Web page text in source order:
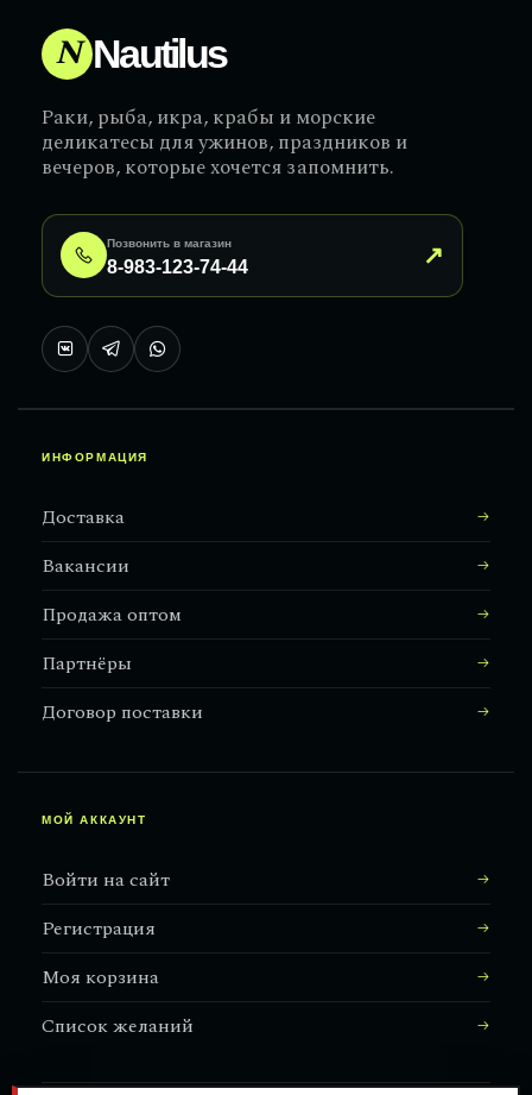
N Nautilus
Раки, рыба, икра, крабы и морские
деликатесы для ужинов, праздников и
вечеров, которые хочется запомнить.
Позвонить в магазин
8-983-123-74-44 ↗
ИНФОРМАЦИЯ
Доставка
Вакансии
Продажа оптом
Партнёры
Договор поставки
МОЙ АККАУНТ
Войти на сайт
Регистрация
Моя корзина
Список желаний